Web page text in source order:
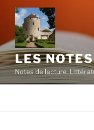
contenu
principal
LES
Notes de lecture.